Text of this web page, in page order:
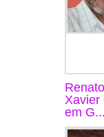
Xavier
em G...